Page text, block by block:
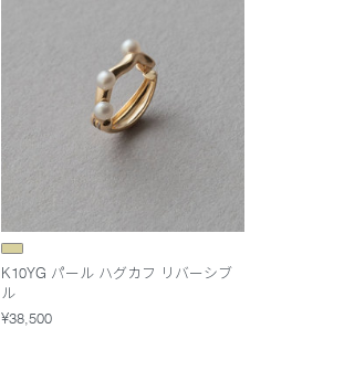
K10YG パール ハグカフ リバーシブ
ル
¥38,500